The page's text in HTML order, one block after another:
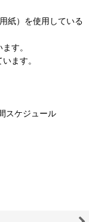
紙）を使用している
す。
ます。
スケジュール